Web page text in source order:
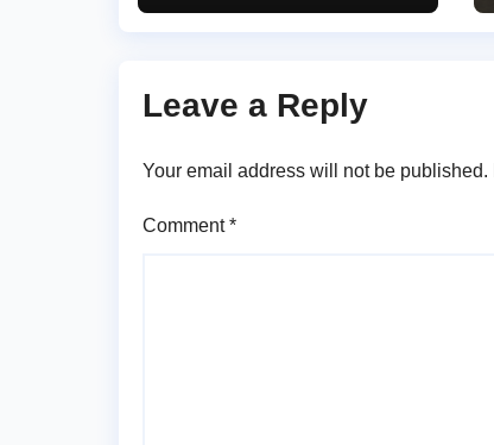
కన్నీటి వీడ్కోలు…
Leave a Reply
Your email address will not be published.
Comment*